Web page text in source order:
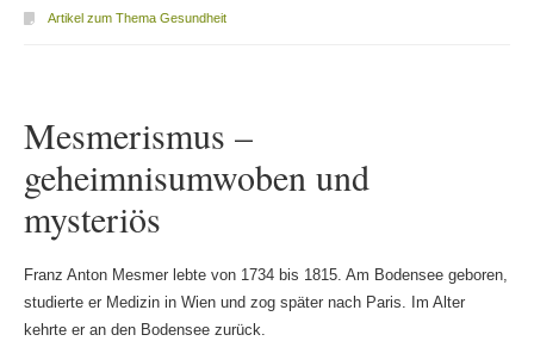
Artikel zum Thema Gesundheit
Mesmerismus –
geheimnisumwoben und
mysteriös
Franz Anton Mesmer lebte von 1734 bis 1815. Am Bodensee geboren,
studierte er Medizin in Wien und zog später nach Paris. Im Alter
kehrte er an den Bodensee zurück.